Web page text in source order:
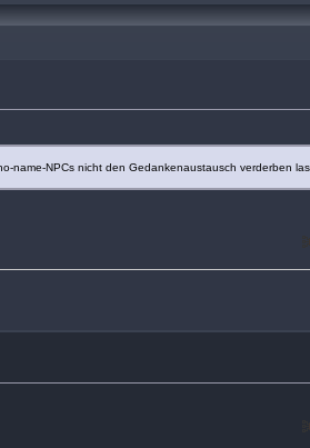
name-NPCs nicht den Gedankenaustausch verderben